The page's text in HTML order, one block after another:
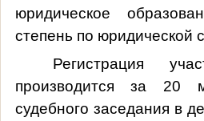
юридическое
степень по юридической
Регистрация
производится за 20
судебного заседания в